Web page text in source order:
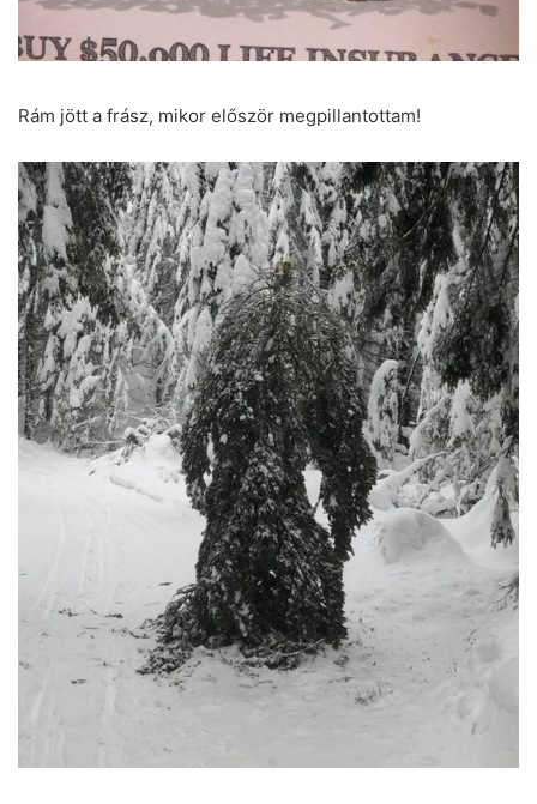
Rám jött a frász, mikor először megpillantottam!